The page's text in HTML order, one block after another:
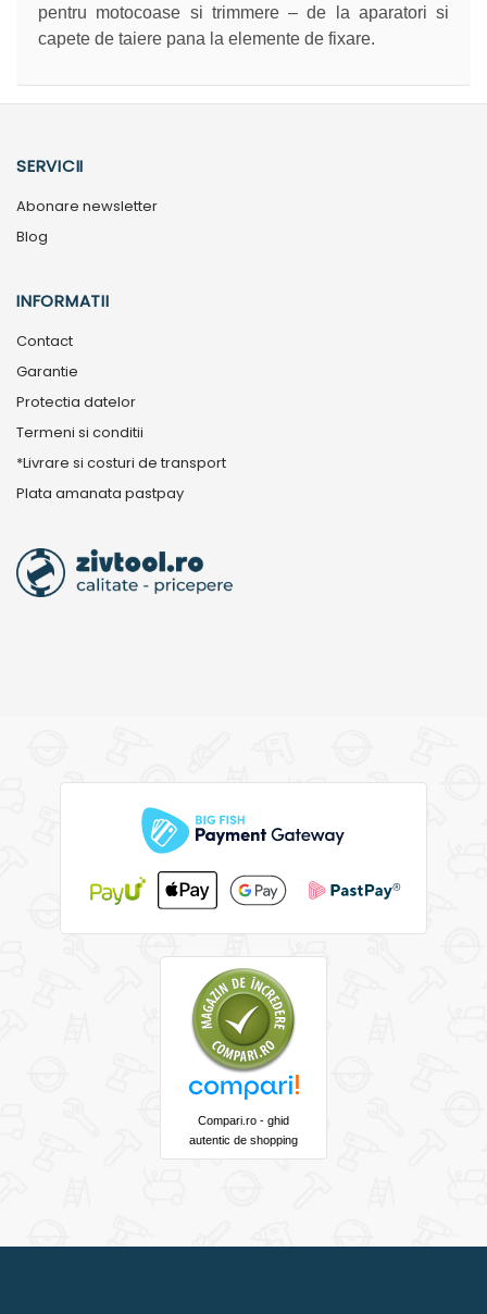
pentru motocoase si trimmere – de la aparatori si
capete de taiere pana la elemente de fixare.
SERVICII
Abonare newsletter
Blog
INFORMATII
Contact
Garantie
Protectia datelor
Termeni si conditii
*Livrare si costuri de transport
Plata amanata pastpay
Compari.ro - ghid
autentic de shopping